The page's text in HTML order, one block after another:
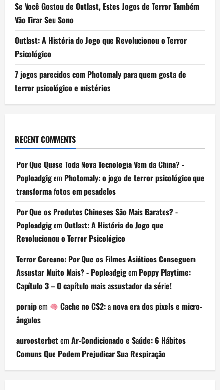
Se Você Gostou de Outlast, Estes Jogos de Terror Também
Vão Tirar Seu Sono
Outlast: A História do Jogo que Revolucionou o Terror
Psicológico
7 jogos parecidos com Photomaly para quem gosta de
terror psicológico e mistérios
RECENT COMMENTS
Por Que Quase Toda Nova Tecnologia Vem da China? -
Poploadgigem Photomaly: o jogo de terror psicológico que
transforma fotos em pesadelos
Por Que os Produtos Chineses São Mais Baratos? -
Poploadgigem Outlast: A História do Jogo que
Revolucionou o Terror Psicológico
Terror Coreano: Por Que os Filmes Asiáticos Conseguem
Assustar Muito Mais? - Poploadgigem Poppy Playtime:
Capítulo 3 – O capítulo mais assustador da série!
pornipem
Cache no CS2: a nova era dos pixels e micro-
ângulos
auroosterbetem Ar-Condicionado e Saúde: 6 Hábitos
Comuns Que Podem Prejudicar Sua Respiração